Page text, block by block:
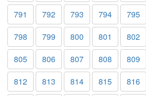
791
792 793 794 795
798
799 800 801 802
805
806 807 808 809
812
813 814 815 816